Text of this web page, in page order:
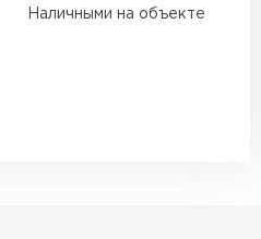
Наличными на объекте